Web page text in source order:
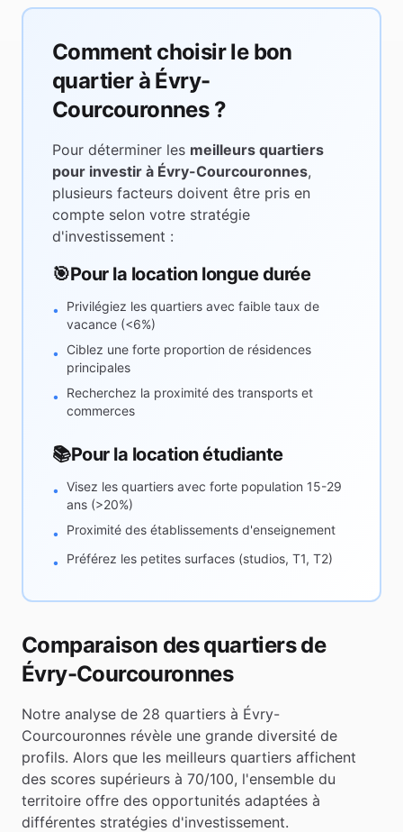
Comment choisir le bon
quartier à Évry-
Courcouronnes?
Pour déterminer les meilleurs quartiers
pour investir à Évry-Courcouronnes,
plusieurs facteurs doivent être pris en
compte selon votre stratégie
d'investissement :
🎯Pour la location longue durée
•
Privilégiez les quartiers avec faible taux de
vacance (<6%)
•
Ciblez une forte proportion de résidences
principales
•
Recherchez la proximité des transports et
commerces
📚Pour la location étudiante
• Visez les quartiers avec forte population 15-29
ans (>20%)
•
Proximité des établissements d'enseignement
• Préférez les petites surfaces (studios, T1, T2)
Comparaison des quartiers de
Évry-Courcouronnes
Notre analyse de 28 quartiers à Évry-
Courcouronnes révèle une grande diversité de
profils. Alors que les meilleurs quartiers affichent
des scores supérieurs à 70/100, l'ensemble du
territoire offre des opportunités adaptées à
différentes stratégies d'investissement.